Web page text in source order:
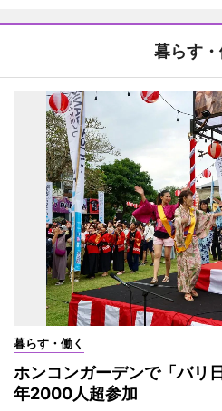
暮らす・
暮らす・働く
ホンコンガーデンで「バリ
年2000人超参加